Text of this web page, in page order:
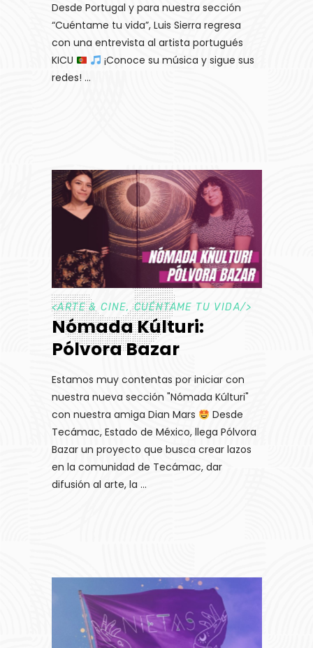
Desde Portugal y para nuestra sección
“Cuéntame tu vida”, Luis Sierra regresa
con una entrevista al artista portugués
KICU
¡Conoce su música y sigue sus
redes!
<ARTE & CINE,CUÉNTAME TU VIDA/>
Nómada Kúlturi:
Pólvora Bazar
Estamos muy contentas por iniciar con
nuestra nueva sección "Nómada Kúlturi"
con nuestra amiga Dian Mars
Desde
Tecámac, Estado de México, llega Pólvora
Bazar un proyecto que busca crear lazos
en la comunidad de Tecámac, dar
difusión al arte, la